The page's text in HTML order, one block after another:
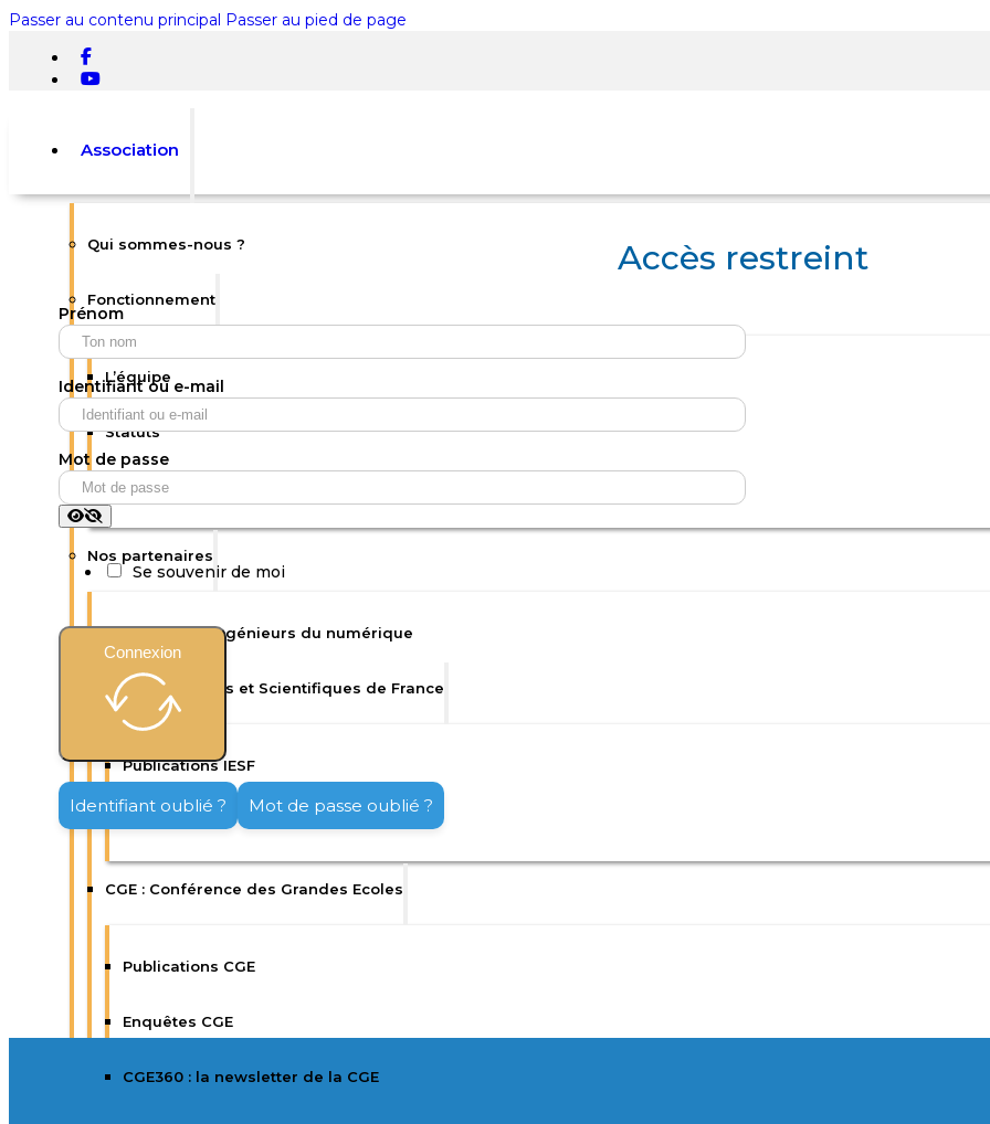
Passer au contenu principal Passer au pied de page
Rechercher sur le site
Rechercher
0
Votre panier est vide.
Boutique
Association
Qui sommes-nous ?
Fonctionnement
L’équipe
Statuts
Règlement intérieur
Nos partenaires
Isep : Ecole d’ingénieurs du numérique
IESF : Ingénieurs et Scientifiques de France
Publications IESF
CGE : Conférence des Grandes Ecoles
Publications CGE
Enquêtes CGE
CGE360 : la newsletter de la CGE
Accès restreint
Prénom
Identifiant ou e-mail
Mot de passe
Se souvenir de moi
Connexion
Identifiant oublié ? Mot de passe oublié ?